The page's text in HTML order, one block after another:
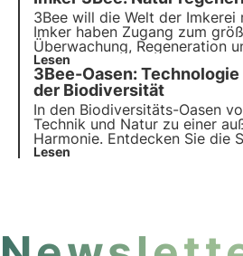
3Bee will die Welt der Imkerei
Imker haben Zugang zum
Überwachung, Regeneration
der biologischen Vielfalt.
Landwirte für die biologische
Lesen
3Bee-Oasen:
der Biodiversität
In den Biodiversitäts-Oasen
Technik und Natur zu einer
Harmonie. Entdecken Sie die
von 3Bee und ihre
Lesen